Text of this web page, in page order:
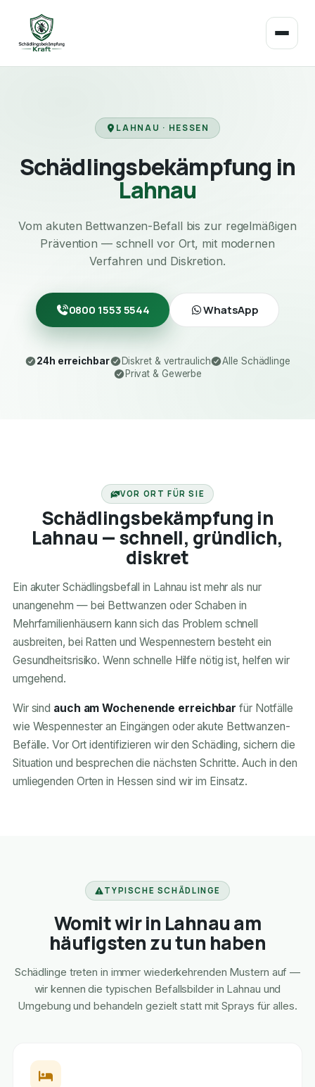
LAHNAU · HESSEN
Schädlingsbekämpfung in
Lahnau
Vom akuten Bettwanzen-Befall bis zur regelmäßigen
Prävention — schnell vor Ort, mit modernen
Verfahren und Diskretion.
0800 1553 5544 WhatsApp
24h erreichbar Diskret & vertraulich
Alle Schädlinge
Privat & Gewerbe
VOR ORT FÜR SIE
Schädlingsbekämpfung in
Lahnau — schnell, gründlich,
diskret
Ein akuter Schädlingsbefall in Lahnau ist mehr als nur
unangenehm — bei Bettwanzen oder Schaben in
Mehrfamilienhäusern kann sich das Problem schnell
ausbreiten, bei Ratten und Wespennestern besteht ein
Gesundheitsrisiko. Wenn schnelle Hilfe nötig ist, helfen wir
umgehend.
Wir sind auch am Wochenende erreichbar für Notfälle
wie Wespennester an Eingängen oder akute Bettwanzen-
Befälle. Vor Ort identifizieren wir den Schädling, sichern die
Situation und besprechen die nächsten Schritte. Auch in den
umliegenden Orten in Hessen sind wir im Einsatz.
TYPISCHE SCHÄDLINGE
Womit wir in Lahnau am
häufigsten zu tun haben
Schädlinge treten in immer wiederkehrenden Mustern auf —
wir kennen die typischen Befallsbilder in Lahnau und
Umgebung und behandeln gezielt statt mit Sprays für alles.